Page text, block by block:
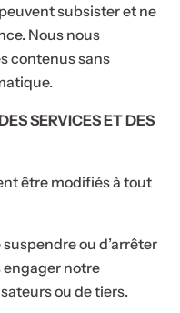
subsister et ne
Nous nous
contenus sans
SERVICES ET DES
être modifiés à tout
ou d’arrêter
engager notre
ou de tiers.